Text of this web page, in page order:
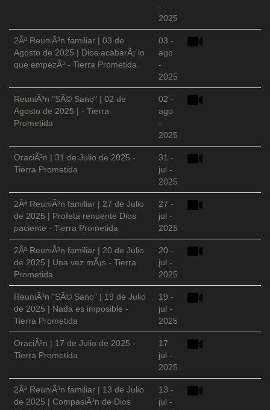
-
2025
2Âª ReuniÃ³n familiar | 03 de
Agosto de 2025 | Dios acabarÃ¡ lo
que empezÃ³ - Tierra Prometida
03 -
ago
-
2025
ReuniÃ³n "SÃ© Sano" | 02 de
Agosto de 2025 | - Tierra
Prometida
02 -
ago
-
2025
OraciÃ³n | 31 de Julio de 2025 -
Tierra Prometida
31 -
jul -
2025
2Âª ReuniÃ³n familiar | 27 de Julio
de 2025 | Profeta renuente Dios
paciente - Tierra Prometida
27 -
jul -
2025
2Âª ReuniÃ³n familiar | 20 de Julio
de 2025 | Una vez mÃ¡s - Tierra
Prometida
20 -
jul -
2025
ReuniÃ³n "SÃ© Sano" | 19 de Julio
de 2025 | Nada es imposible -
Tierra Prometida
19 -
jul -
2025
OraciÃ³n | 17 de Julio de 2025 -
Tierra Prometida
17 -
jul -
2025
2Âª ReuniÃ³n familiar | 13 de Julio
de 2025 | CompasiÃ³n de Dios
13 -
jul -